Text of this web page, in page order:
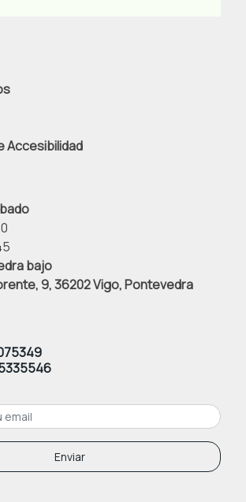
Accesibilidad
bajo
9, 36202 Vigo, Pontevedra
Enviar